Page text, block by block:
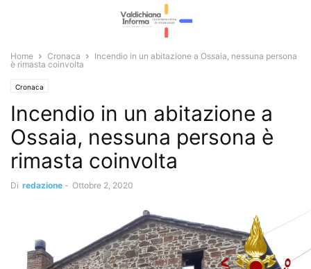
Home Cronaca
Incendio in un abitazione a Ossaia, nessuna persona
è rimasta coinvolta
Cronaca
Incendio in un abitazione a
Ossaia, nessuna persona è
rimasta coinvolta
Di redazione - Ottobre 2, 2020